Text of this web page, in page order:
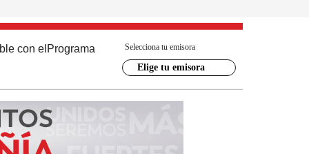
con el Programa Selecciona tu emisora
Elige tu emisora